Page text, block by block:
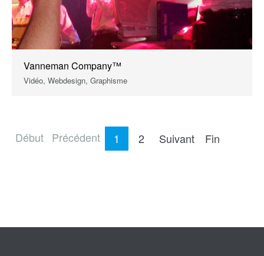
Vanneman Company™
Vidéo, Webdesign, Graphisme
Début Précédent 1 2 Suivant Fin